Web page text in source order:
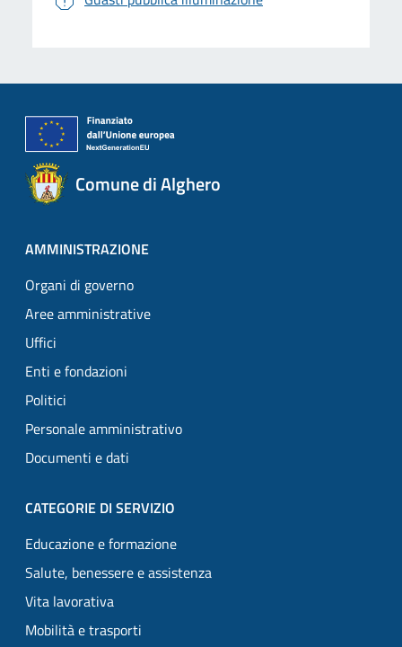
Comune di Alghero
AMMINISTRAZIONE
Organi di governo
Aree amministrative
Uffici
Enti e fondazioni
Politici
Personale amministrativo
Documenti e dati
CATEGORIE DI SERVIZIO
Educazione e formazione
Salute, benessere e assistenza
Vita lavorativa
Mobilità e trasporti